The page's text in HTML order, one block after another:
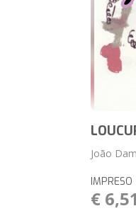
João
IMPRESO
€ 6,51